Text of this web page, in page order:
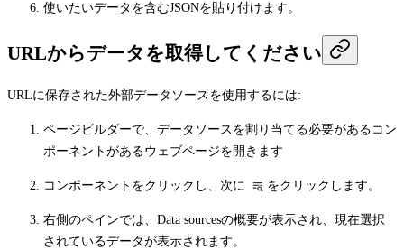
使いたいデータを含むJSONを貼り付けます。
URLからデータを取得してください
URLに保存された外部データソースを使用するには:
ページビルダーで、データソースを割り当てる必要があるコン
ポーネントがあるウェブページを開きます
コンポーネントをクリックし、次に をクリックします。
右側のペインでは、 Data sourcesの概要が表示され、現在選択
されているデータが表示されます。